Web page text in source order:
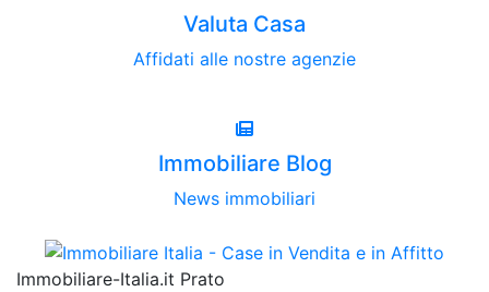
Valuta Casa
Affidati alle nostre agenzie
Immobiliare Blog
News immobiliari
Immobiliare-Italia.it Prato